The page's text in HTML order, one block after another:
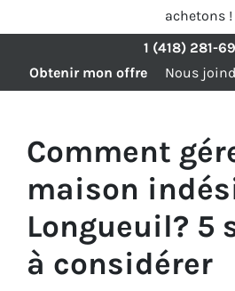
achetons !
1 (418) 281-
Obtenir mon offre
Nous
Comment
maison
Longueuil? 5
à considérer